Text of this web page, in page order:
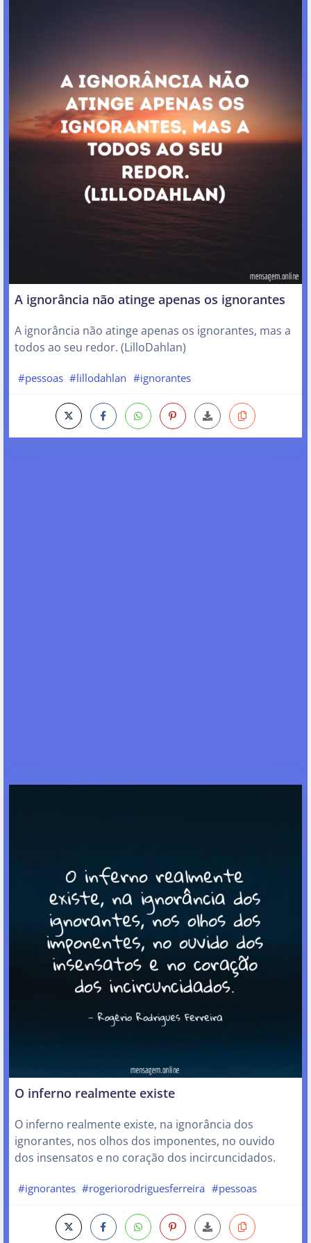
A ignorância não atinge apenas os ignorantes
A ignorância não atinge apenas os ignorantes, mas a
todos ao seu redor. (LilloDahlan)
#pessoas #lillodahlan #ignorantes
O inferno realmente existe
O inferno realmente existe, na ignorância dos
ignorantes, nos olhos dos imponentes, no ouvido
dos insensatos e no coração dos incircuncidados.
#ignorantes #rogeriorodriguesferreira #pessoas